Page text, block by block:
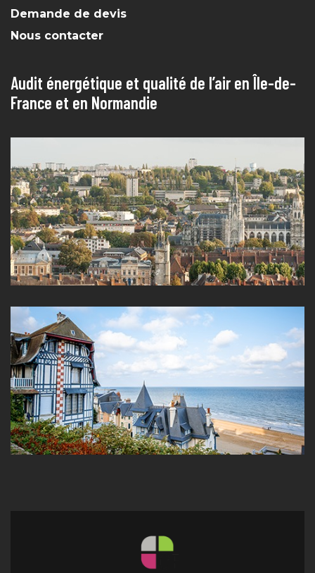
Demande de devis
Nous contacter
Audit énergétique et qualité de l’air en Île-de-
France et en Normandie